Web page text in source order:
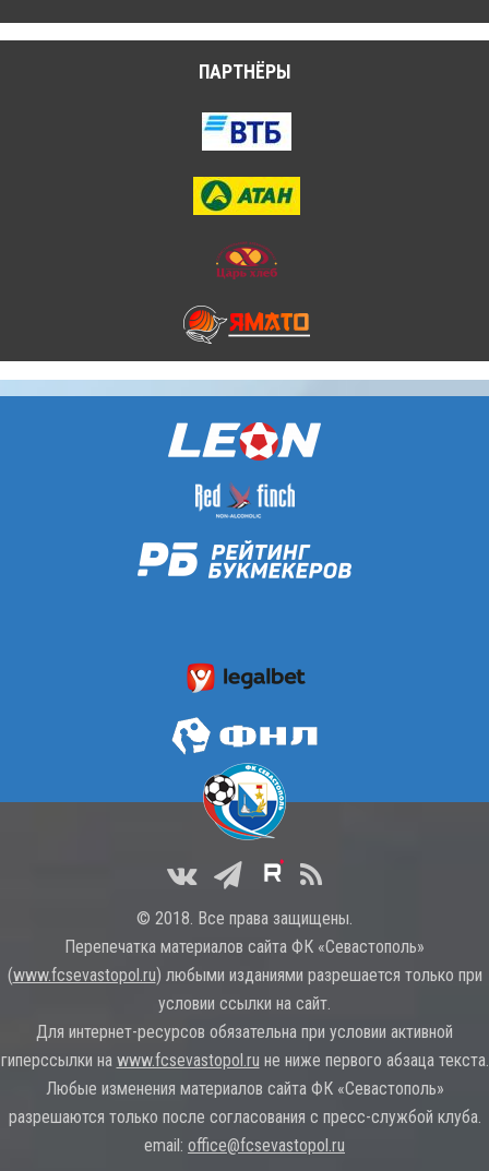
ПАРТНЁРЫ
© 2018. Все права защищены.
Перепечатка материалов сайта ФК «Севастополь»
(www.fcsevastopol.ru) любыми изданиями разрешается только при
условии ссылки на сайт.
Для интернет-ресурсов обязательна при условии активной
гиперссылки на www.fcsevastopol.ru не ниже первого абзаца текста.
Любые изменения материалов сайта ФК «Севастополь»
разрешаются только после согласования с пресс-службой клуба.
email: office@fcsevastopol.ru